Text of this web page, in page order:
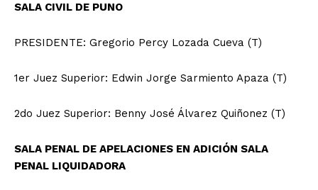
SALA CIVIL DE PUNO
PRESIDENTE: Gregorio Percy Lozada Cueva (T)
1er Juez Superior: Edwin Jorge Sarmiento Apaza (T)
2do Juez Superior: Benny José Álvarez Quiñonez (T)
SALA PENAL DE APELACIONES EN ADICIÓN SALA
PENAL LIQUIDADORA